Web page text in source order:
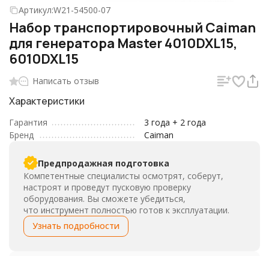
Артикул:W21-54500-07
Набор транспортировочный Caiman
для генератора Master 4010DXL15,
6010DXL15
Написать отзыв
Характеристики
Гарантия
3 года + 2 года
Бренд
Caiman
Предпродажная подготовка
Компетентные специалисты осмотрят, соберут,
настроят и проведут пусковую проверку
оборудования. Вы сможете убедиться,
что инструмент полностью готов к эксплуатации.
Узнать подробности